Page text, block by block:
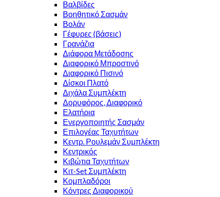
Βαλβίδες
Βοηθητικό Σασμάν
Βολάν
Γέφυρες (βάσεις)
Γρανάζια
Διάφορα Μετάδοσης
Διαφορικό Μπροστινό
Διαφορικό Πισινό
Δίσκοι Πλατό
Διχάλα Συμπλέκτη
Δορυφόρος, Διαφορικό
Ελατήρια
Ενεργοποιητής Σασμάν
Επιλογέας Ταχυτήτων
Κεντρ. Ρουλεμάν Συμπλέκτη
Κεντρικός
Κιβώτια Ταχυτήτων
Κιτ-Set Συμπλέκτη
Κομπλαδόροι
Κόντρες Διαφορικού